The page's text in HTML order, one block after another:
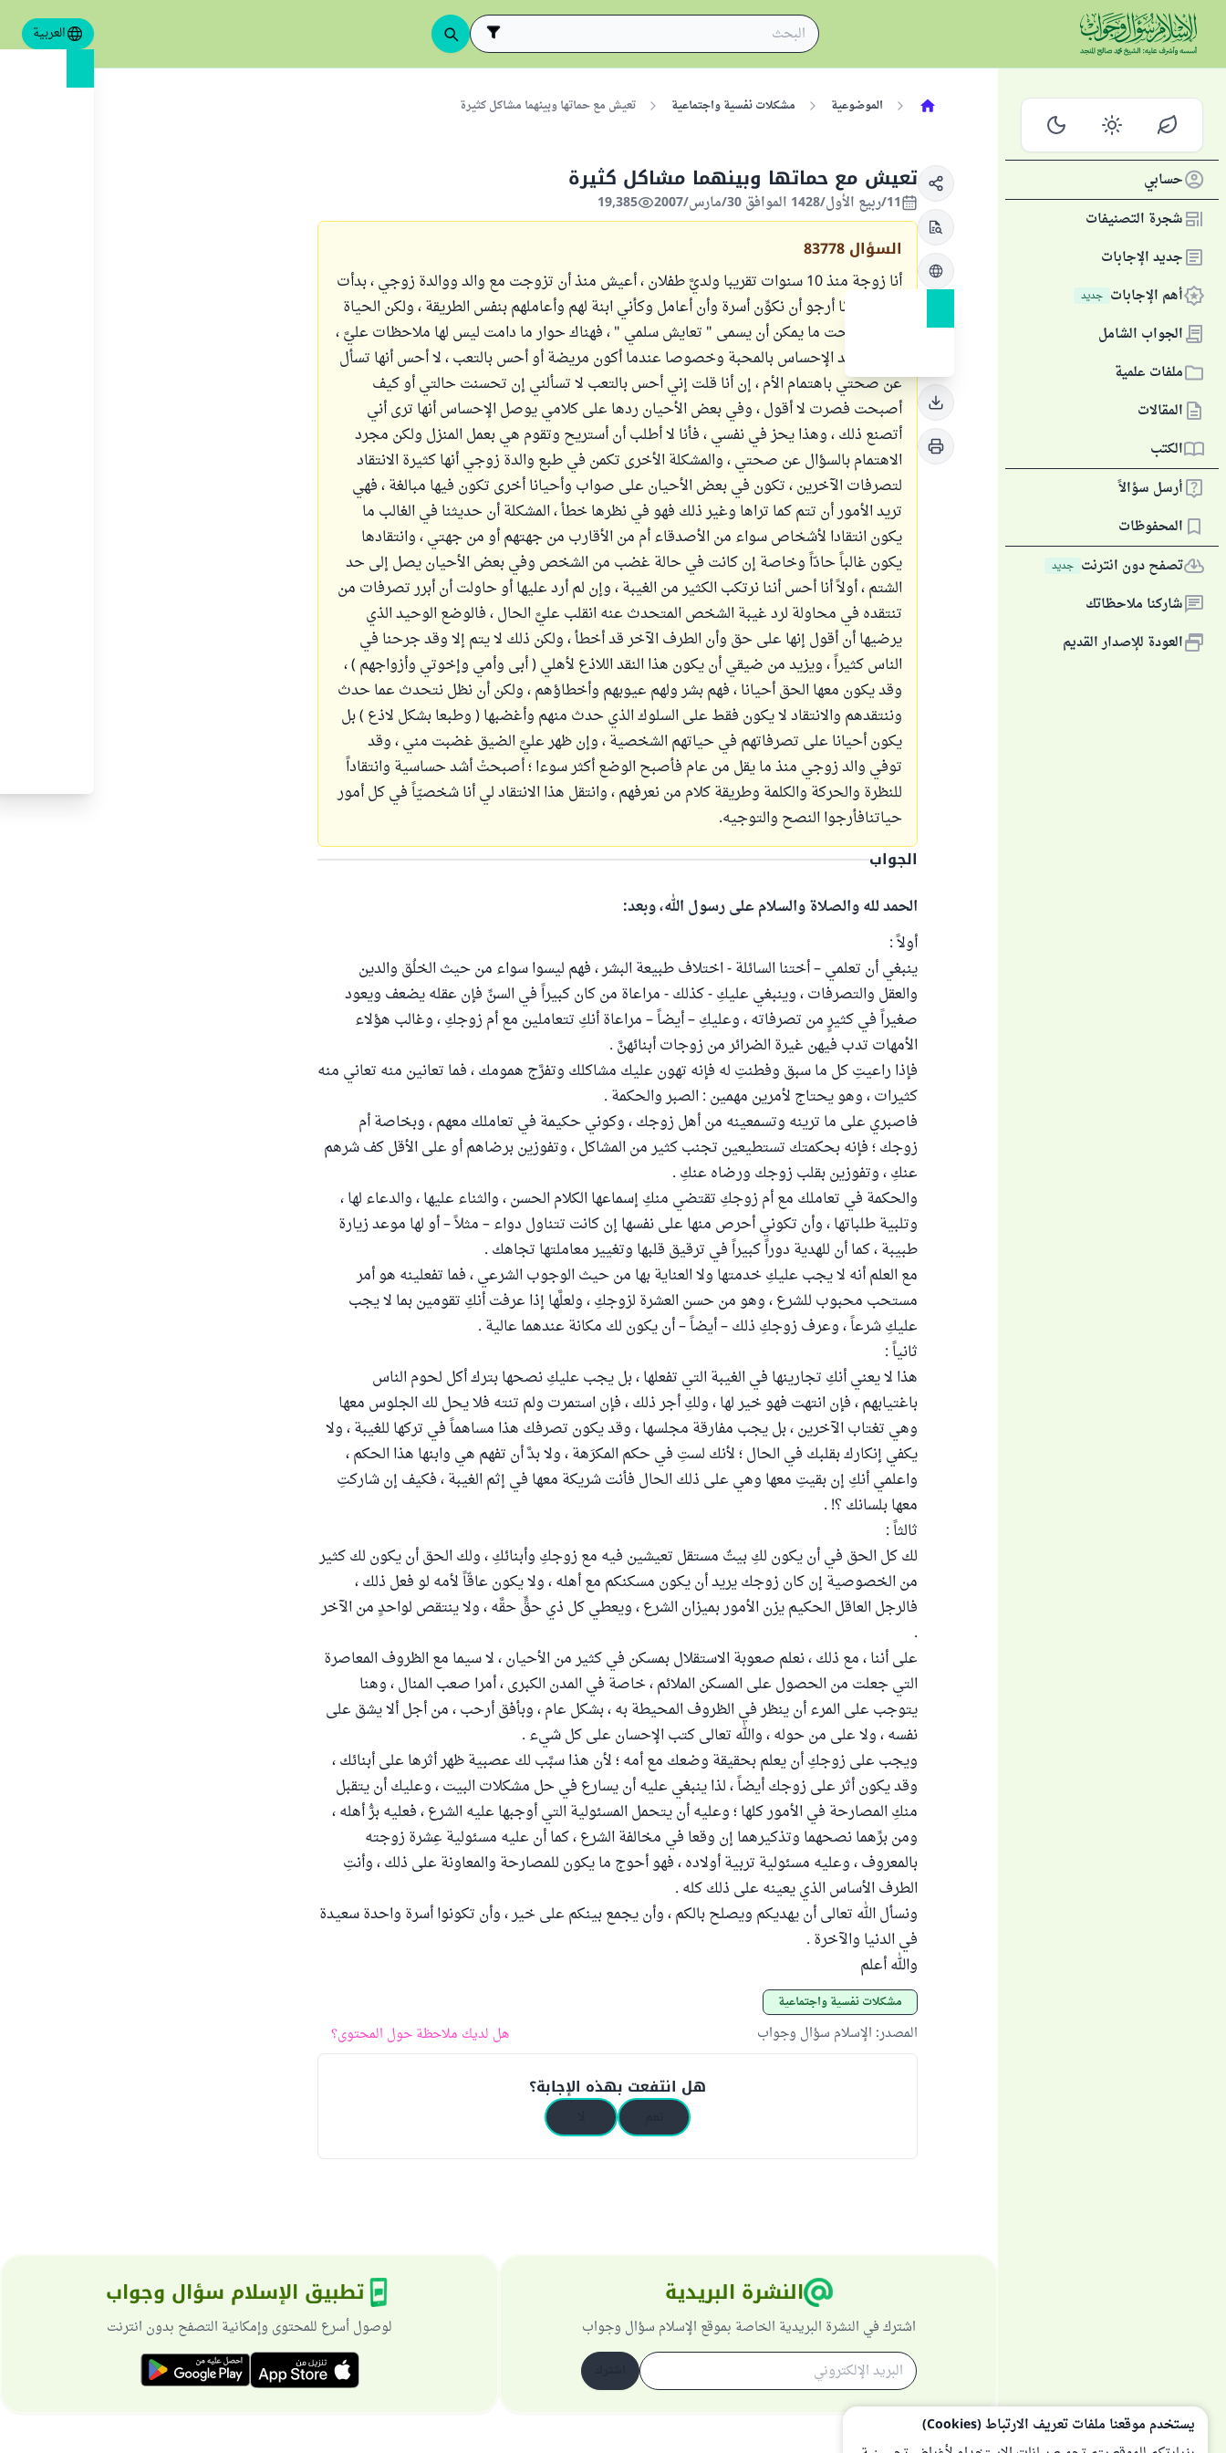
العربية
حسابي
شجرة التصنيفات
جديد الإجابات
أهم الإجابات جديد
الجواب الشامل
ملفات علمية
المقالات
الكتب
أرسل سؤالاً
المحفوظات
تصفح دون انترنت جديد
شاركنا ملاحظاتك
العودة للإصدار القديم
الموضوعية مشكلات نفسية واجتماعية تعيش مع حماتها وبينهما مشاكل كثيرة
تعيش مع حماتها وبينهما مشاكل كثيرة
11/ربيع الأول/1428 الموافق 30/مارس/2007 19,385
السؤال 83778
أنا زوجة منذ 10 سنوات تقريبا ولديَّ طفلان ، أعيش منذ أن تزوجت مع والد ووالدة زوجي ، بدأت
حياتي وأنا أرجو أن نكوِّن أسرة وأن أعامل وكأني ابنة لهم وأعاملهم بنفس الطريقة ، ولكن الحياة
بيننا أصبحت ما يمكن أن يسمى " تعايش سلمي " ، فهناك حوار ما دامت ليس لها ملاحظات عليَّ ،
لكني أفتقد الإحساس بالمحبة وخصوصا عندما أكون مريضة أو أحس بالتعب ، لا أحس أنها تسأل
عن صحتي باهتمام الأم ، إن أنا قلت إني أحس بالتعب لا تسألني إن تحسنت حالتي أو كيف
أصبحت فصرت لا أقول ، وفي بعض الأحيان ردها على كلامي يوصل الإحساس أنها ترى أني
أتصنع ذلك ، وهذا يحز في نفسي ، فأنا لا أطلب أن أستريح وتقوم هي بعمل المنزل ولكن مجرد
الاهتمام بالسؤال عن صحتي ، والمشكلة الأخرى تكمن في طبع والدة زوجي أنها كثيرة الانتقاد
لتصرفات الآخرين ، تكون في بعض الأحيان على صواب وأحيانا أخرى تكون فيها مبالغة ، فهي
تريد الأمور أن تتم كما تراها وغير ذلك فهو في نظرها خطأ ، المشكلة أن حديثنا في الغالب ما
يكون انتقادا لأشخاص سواء من الأصدقاء أم من الأقارب من جهتهم أو من جهتي ، وانتقادها
يكون غالباً حادّاً وخاصة إن كانت في حالة غضب من الشخص وفي بعض الأحيان يصل إلى حد
الشتم ، أولاً أنا أحس أننا نرتكب الكثير من الغيبة ، وإن لم أرد عليها أو حاولت أن أبرر تصرفات من
تنتقده في محاولة لرد غيبة الشخص المتحدث عنه انقلب عليَّ الحال ، فالوضع الوحيد الذي
يرضيها أن أقول إنها على حق وأن الطرف الآخر قد أخطأ ، ولكن ذلك لا يتم إلا وقد جرحنا في
الناس كثيراً ، ويزيد من ضيقي أن يكون هذا النقد اللاذع لأهلي ( أبى وأمي وإخوتي وأزواجهم ) ،
وقد يكون معها الحق أحيانا ، فهم بشر ولهم عيوبهم وأخطاؤهم ، ولكن أن نظل نتحدث عما حدث
وننتقدهم والانتقاد لا يكون فقط على السلوك الذي حدث منهم وأغضبها ( وطبعا بشكل لاذع ) بل
يكون أحيانا على تصرفاتهم في حياتهم الشخصية ، وإن ظهر عليَّ الضيق غضبت مني ، وقد
توفي والد زوجي منذ ما يقل من عام فأصبح الوضع أكثر سوءا ؛ أصبحتْ أشد حساسية وانتقاداً
للنظرة والحركة والكلمة وطريقة كلام من نعرفهم ، وانتقل هذا الانتقاد لي أنا شخصيّاً في كل أمور
حياتنافأرجوا النصح والتوجيه.
الجواب
الحمد لله والصلاة والسلام على رسول الله، وبعد:
أولاً :
ينبغي أن تعلمي – أختنا السائلة - اختلاف طبيعة البشر ، فهم ليسوا سواء من حيث الخلُق والدين
والعقل والتصرفات ، وينبغي عليكِ - كذلك - مراعاة من كان كبيراً في السنِّ فإن عقله يضعف ويعود
صغيراً في كثيرٍ من تصرفاته ، وعليكِ – أيضاً – مراعاة أنكِ تتعاملين مع أم زوجكِ ، وغالب هؤلاء
الأمهات تدب فيهن غيرة الضرائر من زوجات أبنائهنَّ .
فإذا راعيتِ كل ما سبق وفطنتِ له فإنه تهون عليك مشاكلك وتفرَّج همومك ، فما تعانين منه تعاني منه
كثيرات ، وهو يحتاج لأمرين مهمين : الصبر والحكمة .
فاصبري على ما ترينه وتسمعينه من أهل زوجك ، وكوني حكيمة في تعاملك معهم ، وبخاصة أم
زوجك ؛ فإنه بحكمتك تستطيعين تجنب كثير من المشاكل ، وتفوزين برضاهم أو على الأقل كف شرهم
عنكِ ، وتفوزين بقلب زوجك ورضاه عنكِ .
والحكمة في تعاملك مع أم زوجكِ تقتضي منكِ إسماعها الكلام الحسن ، والثناء عليها ، والدعاء لها ،
وتلبية طلباتها ، وأن تكوني أحرص منها على نفسها إن كانت تتناول دواء – مثلاً – أو لها موعد زيارة
طبيبة ، كما أن للهدية دوراً كبيراً في ترقيق قلبها وتغيير معاملتها تجاهك .
مع العلم أنه لا يجب عليكِ خدمتها ولا العناية بها من حيث الوجوب الشرعي ، فما تفعلينه هو أمر
مستحب محبوب للشرع ، وهو من حسن العشرة لزوجكِ ، ولعلَّها إذا عرفت أنكِ تقومين بما لا يجب
عليكِ شرعاً ، وعرف زوجكِ ذلك – أيضاً – أن يكون لك مكانة عندهما عالية .
ثانياً :
هذا لا يعني أنكِ تجارينها في الغيبة التي تفعلها ، بل يجب عليكِ نصحها بترك أكل لحوم الناس
باغتيابهم ، فإن انتهت فهو خير لها ، ولكِ أجر ذلك ، فإن استمرت ولم تنته فلا يحل لك الجلوس معها
وهي تغتاب الآخرين ، بل يجب مفارقة مجلسها ، وقد يكون تصرفك هذا مساهماً في تركها للغيبة ، ولا
يكفي إنكارك بقلبك في الحال ؛ لأنك لستِ في حكم المكرَهة ، ولا بدَّ أن تفهم هي وابنها هذا الحكم ،
واعلمي أنكِ إن بقيتِ معها وهي على ذلك الحال فأنت شريكة معها في إثم الغيبة ، فكيف إن شاركتِ
معها بلسانك ؟! .
ثالثاً :
لك كل الحق في أن يكون لكِ بيتٌ مستقل تعيشين فيه مع زوجكِ وأبنائكِ ، ولك الحق أن يكون لك كثير
من الخصوصية إن كان زوجك يريد أن يكون مسكنكم مع أهله ، ولا يكون عاقّاً لأمه لو فعل ذلك ،
فالرجل العاقل الحكيم يزن الأمور بميزان الشرع ، ويعطي كل ذي حقٍّ حقَّه ، ولا ينتقص لواحدٍ من الآخر
.
على أننا ، مع ذلك ، نعلم صعوبة الاستقلال بمسكن في كثير من الأحيان ، لا سيما مع الظروف المعاصرة
التي جعلت من الحصول على المسكن الملائم ، خاصة في المدن الكبرى ، أمرا صعب المنال ، وهنا
يتوجب على المرء أن ينظر في الظروف المحيطة به ، بشكل عام ، وبأفق أرحب ، من أجل ألا يشق على
نفسه ، ولا على من حوله ، والله تعالى كتب الإحسان على كل شيء .
ويجب على زوجكِ أن يعلم بحقيقة وضعك مع أمه ؛ لأن هذا سبَّب لك عصبية ظهر أثرها على أبنائك ،
وقد يكون أثر على زوجك أيضاً ، لذا ينبغي عليه أن يسارع في حل مشكلات البيت ، وعليك أن يتقبل
منكِ المصارحة في الأمور كلها ؛ وعليه أن يتحمل المسئولية التي أوجبها عليه الشرع ، فعليه برُّ أهله ،
ومن برِّهما نصحهما وتذكيرهما إن وقعا في مخالفة الشرع ، كما أن عليه مسئولية عِشرة زوجته
بالمعروف ، وعليه مسئولية تربية أولاده ، فهو أحوج ما يكون للمصارحة والمعاونة على ذلك ، وأنتِ
الطرف الأساس الذي يعينه على ذلك كله .
ونسأل الله تعالى أن يهديكم ويصلح بالكم ، وأن يجمع بينكم على خير ، وأن تكونوا أسرة واحدة سعيدة
في الدنيا والآخرة .
والله أعلم
مشكلات نفسية واجتماعية
المصدر: الإسلام سؤال وجواب هل لديك ملاحظة حول المحتوى؟
هل انتفعت بهذه الإجابة؟
النشرة البريدية
اشترك في النشرة البريدية الخاصة بموقع الإسلام سؤال وجواب
تطبيق الإسلام سؤال وجواب
لوصول أسرع للمحتوى وإمكانية التصفح بدون انترنت
يستخدم موقعنا ملفات تعريف الارتباط (Cookies)